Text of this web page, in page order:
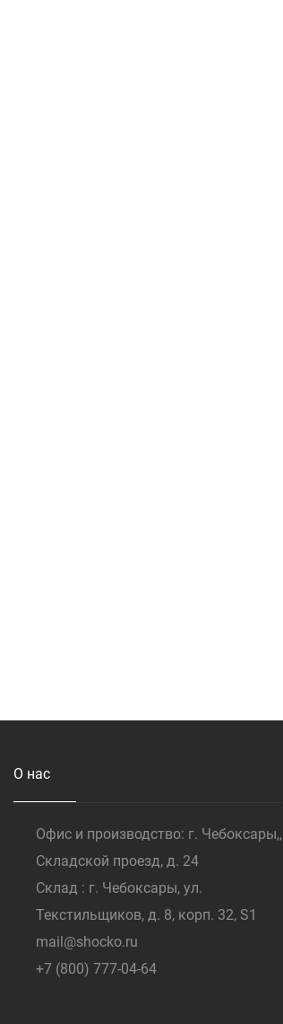
О нас
Офис и производство: г. Чебоксары,,
Складской проезд, д. 24
Склад : г. Чебоксары, ул.
Текстильщиков, д. 8, корп. 32, S1
mail@shocko.ru
+7 (800) 777-04-64